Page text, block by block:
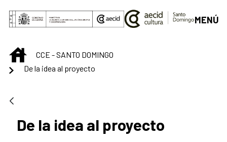
Saltar al contenido principal
MENÚ
INICIOCCE - SANTO DOMINGO
De la idea al proyecto
De la idea al proyecto